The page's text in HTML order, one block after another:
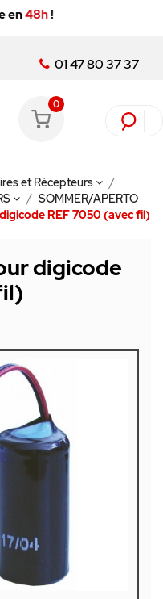
en48h!
01 47 80 37 37
0
et Récepteurs
SOMMER/APERTO
REF 7050 (avec fil)
digicode